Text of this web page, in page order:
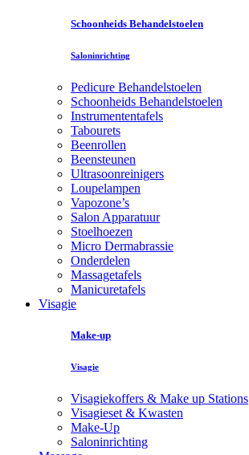
Schoonheids Behandelstoelen
Saloninrichting
Pedicure Behandelstoelen
Schoonheids Behandelstoelen
Instrumententafels
Tabourets
Beenrollen
Beensteunen
Ultrasoonreinigers
Loupelampen
Vapozone’s
Salon Apparatuur
Stoelhoezen
Micro Dermabrassie
Onderdelen
Massagetafels
Manicuretafels
Visagie
Make-up
Visagie
Visagiekoffers & Make up Stations
Visagieset & Kwasten
Make-Up
Saloninrichting